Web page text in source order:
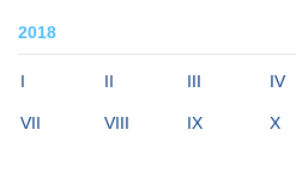
2018
I II III IV
VII VIII IX X